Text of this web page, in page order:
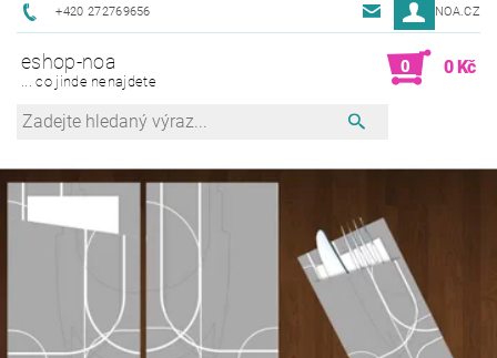
+420 272769656 NOA@NOA.CZ
eshop-noa
... co jinde nenajdete
0 0 Kč